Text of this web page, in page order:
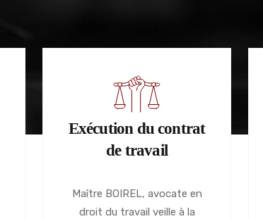
Exécution du contrat
de travail
Maître BOIREL, avocate en
droit du travail veille à la